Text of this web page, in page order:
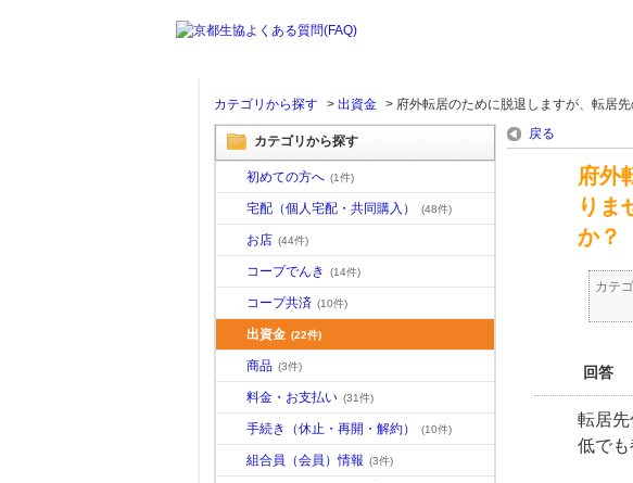
カテゴリから探す > 出資金 > 府外転居のために脱退しますが、転居
カテゴリから探す
初めての方へ (1件)
宅配（個人宅配・共同購入） (48件)
お店 (44件)
コープでんき (14件)
コープ共済 (10件)
出資金 (22件)
商品 (3件)
料金・お支払い (31件)
手続き（休止・再開・解約） (10件)
組合員（会員）情報 (3件)
戻る
府外
りま
か？
カテ
回答
転居
低でも